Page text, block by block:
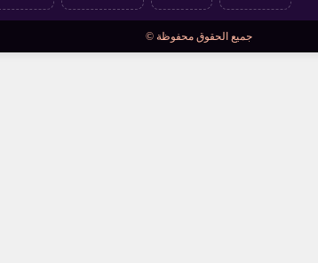
كراكون فستيفال مسرح
جميع الحقوق محفوظة ©